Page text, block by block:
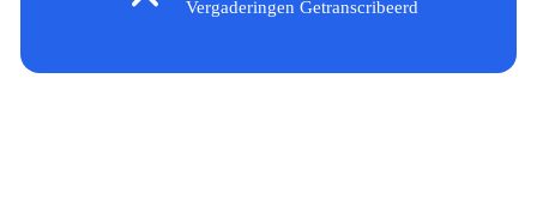
Vergaderingen Getranscribeerd